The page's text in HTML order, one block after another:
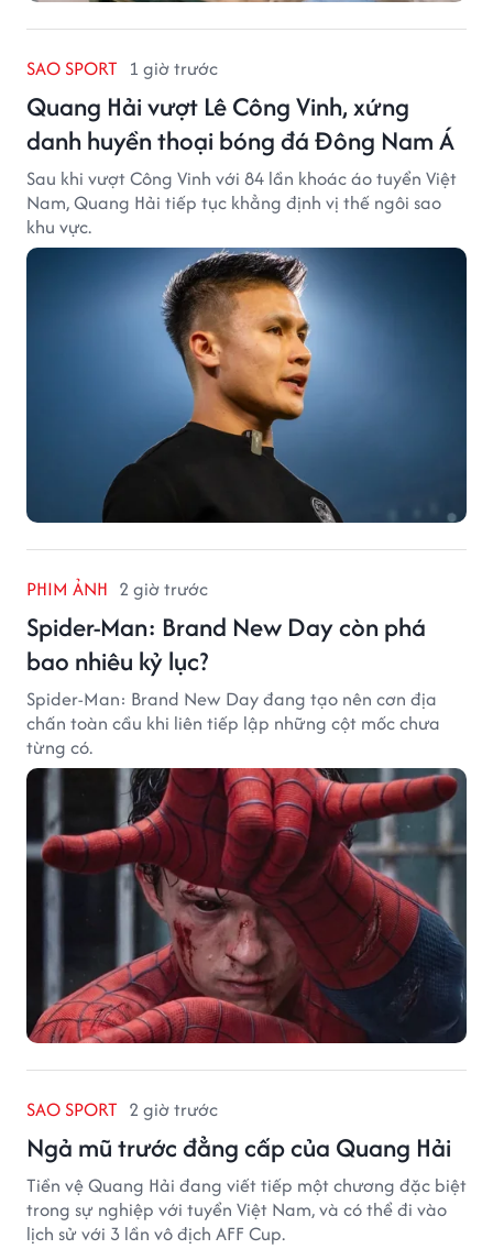
SAO SPORT 1 giờ trước
Quang Hải vượt Lê Công Vinh, xứng
danh huyền thoại bóng đá Đông Nam Á
Sau khi vượt Công Vinh với 84 lần khoác áo tuyển Việt
Nam, Quang Hải tiếp tục khẳng định vị thế ngôi sao
khu vực.
PHIM ẢNH 2 giờ trước
Spider-Man: Brand New Day còn phá
bao nhiêu kỷ lục?
Spider-Man: Brand New Day đang tạo nên cơn địa
chấn toàn cầu khi liên tiếp lập những cột mốc chưa
từng có.
SAO SPORT 2 giờ trước
Ngả mũ trước đẳng cấp của Quang Hải
Tiền vệ Quang Hải đang viết tiếp một chương đặc biệt
trong sự nghiệp với tuyển Việt Nam, và có thể đi vào
lịch sử với 3 lần vô địch AFF Cup.